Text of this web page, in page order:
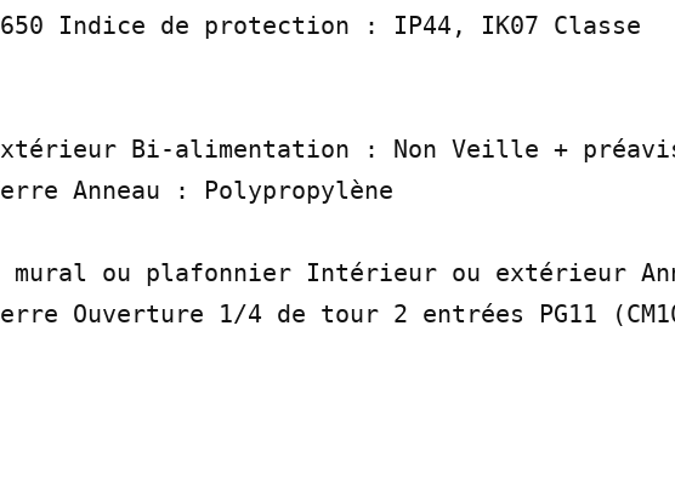
Indice de protection : IP44, IK07 Classe
Bi-alimentation : Non Veille +
Anneau : Polypropylène
ou plafonnier Intérieur ou extérieur
Ouverture 1/4 de tour 2 entrées PG11